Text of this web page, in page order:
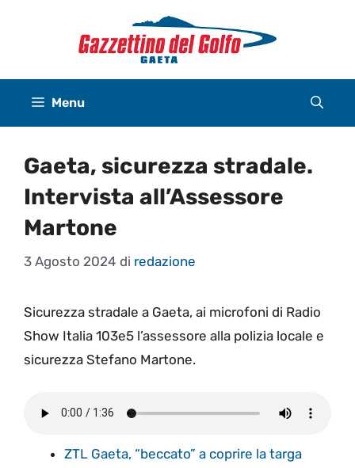
Menu
Gaeta, sicurezza stradale.
Intervista all’Assessore
Martone
3 Agosto 2024 di redazione
Sicurezza stradale a Gaeta, ai microfoni di Radio
Show Italia 103e5 l’assessore alla polizia locale e
sicurezza Stefano Martone.
ZTL Gaeta, “beccato” a coprire la targa